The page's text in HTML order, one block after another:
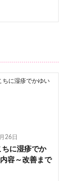
26日
に湿疹でか
容～改善まで